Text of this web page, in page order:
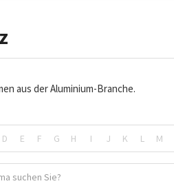
aus der Aluminium-Branche.
D E F G H I J K L M